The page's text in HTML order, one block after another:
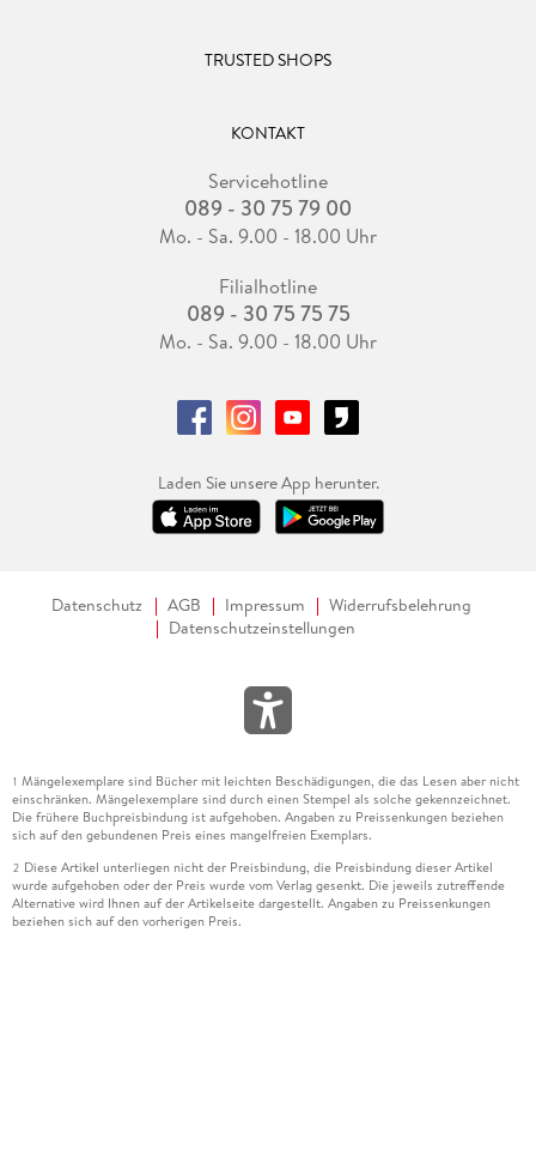
TRUSTED SHOPS
KONTAKT
Servicehotline
089 - 30 75 79 00
Mo. - Sa. 9.00 - 18.00 Uhr
Filialhotline
089 - 30 75 75 75
Mo. - Sa. 9.00 - 18.00 Uhr
Laden Sie unsere App herunter.
Datenschutz AGB Impressum
Widerrufsbelehrung
Datenschutzeinstellungen
1 Mängelexemplare sind Bücher mit leichten Beschädigungen, die das Lesen aber nicht
einschränken. Mängelexemplare sind durch einen Stempel als solche gekennzeichnet.
Die frühere Buchpreisbindung ist aufgehoben. Angaben zu Preissenkungen beziehen
sich auf den gebundenen Preis eines mangelfreien Exemplars.
2 Diese Artikel unterliegen nicht der Preisbindung, die Preisbindung dieser Artikel
wurde aufgehoben oder der Preis wurde vom Verlag gesenkt. Die jeweils zutreffende
Alternative wird Ihnen auf der Artikelseite dargestellt. Angaben zu Preissenkungen
beziehen sich auf den vorherigen Preis.